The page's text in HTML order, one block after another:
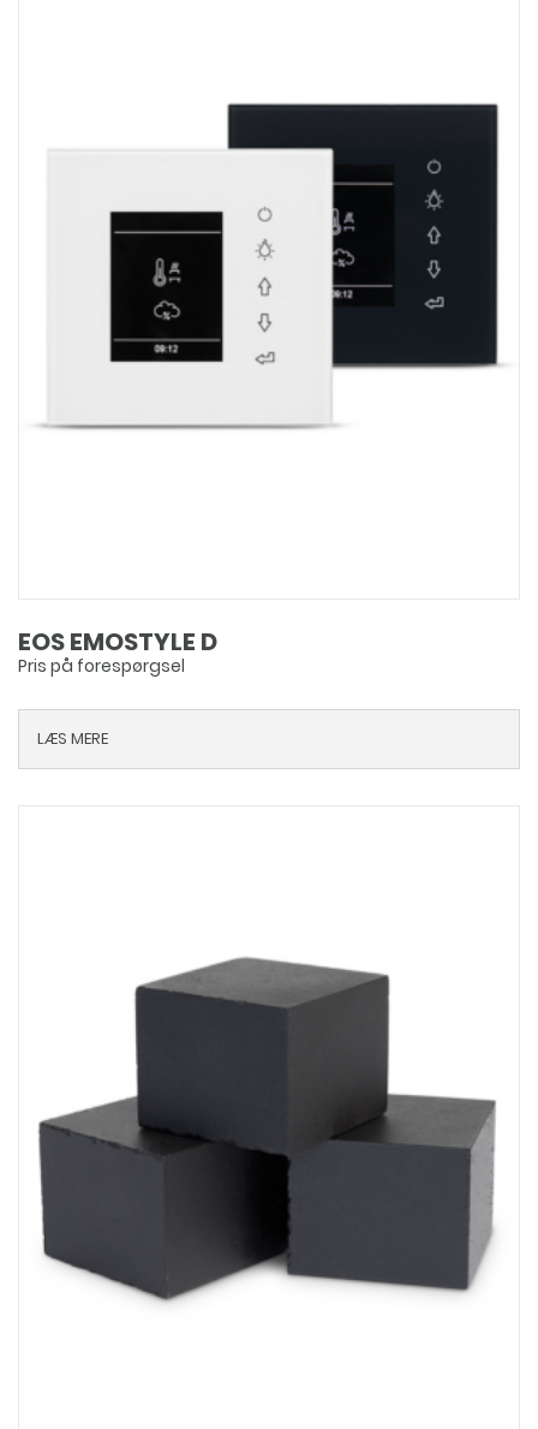
EOS EMOSTYLE D
Pris på forespørgsel
LÆS MERE